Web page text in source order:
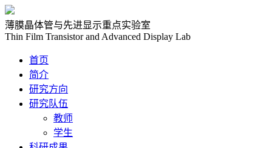
薄膜晶体管与先进显示重点实验室
Thin Film Transistor and Advanced Display Lab
首页
简介
研究方向
研究队伍
教师
学生